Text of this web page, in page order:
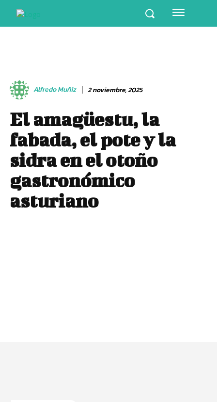
Alfredo Muñiz 2 noviembre, 2025
El amagüestu, la
fabada, el pote y la
sidra en el otoño
gastronómico
asturiano